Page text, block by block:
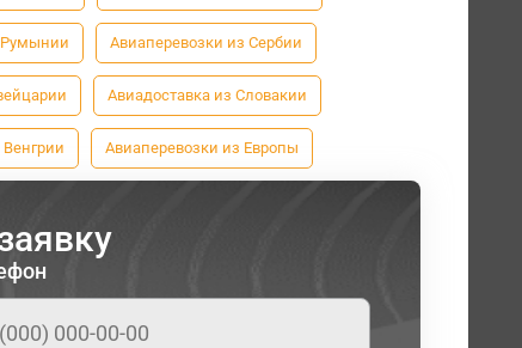
Румынии Авиаперевозки из Сербии
Авиадоставка из Словакии
Авиаперевозки из Европы